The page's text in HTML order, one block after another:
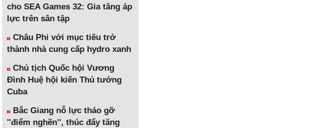
cho SEA Games 32: Gia tăng áp
lực trên sân tập
Châu Phi với mục tiêu trở
thành nhà cung cấp hydro xanh
Chủ tịch Quốc hội Vương
Đình Huệ hội kiến Thủ tướng
Cuba
Bắc Giang nỗ lực tháo gỡ
''điểm nghẽn'', thúc đẩy tăng